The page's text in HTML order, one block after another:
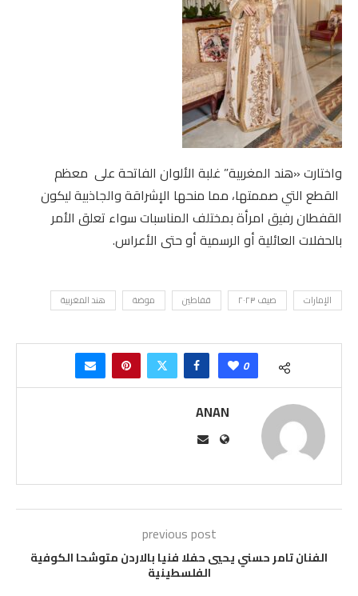
واختارت «هند المغربية” غلبة الألوان الفاتحة على معظم
القطع التي صممتها، مما منحها الإشراقة والجاذبية ليكون
القفطان رفيق امرأة بمختلف المناسبات سواء تعلق الأمر
بالحفلات العائلية أو الرسمية أو حتى الأعراس.
الإمارات صيف ٢٠٢٣ قفاطين موضة هند المغربية
0
ANAN
previous post
الفنان تامر حسني يحيي حفلا فنيا بالاردن متوشحا الكوفية
الفلسطينية